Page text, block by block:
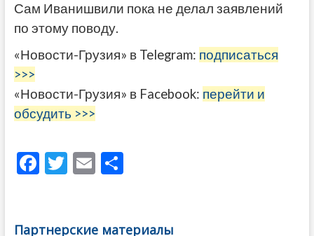
Сам Иванишвили пока не делал заявлений
по этому поводу.
«Новости-Грузия» в Telegram: подписаться
>>>
«Новости-Грузия» в Facebook: перейти и
обсудить >>>
F
b
T
er
E
l
О
а
Партнерские материалы